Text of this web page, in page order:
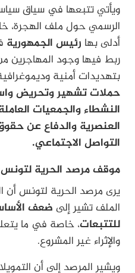
ويأتي تتبعها في سياق
الرسمي حول ملف الهجرة،
أدلى بها رئيس الجمهورية
ربط فيها وجود المهاجرين
بتهديدات أمنية
حملات تشهير وتحريض
النشطاء والجمعيات
العنصرية والدفاع عن
التواصل الاجتماعي.
موقف مرصد الحرية
يرى مرصد الحرية لتونس أن
الملف تشير إلىضعف
للتتبعات، خاصة في ما
والإثراء غير المشروع.
ويشير المرصد إلى أن